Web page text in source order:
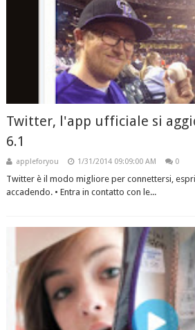
Twitter, l'app ufficiale si
6.1
appleforyou 1/31/2014 09:09:00 AM 0
Twitter è il modo migliore per connettersi,
accadendo. • Entra in contatto con le...